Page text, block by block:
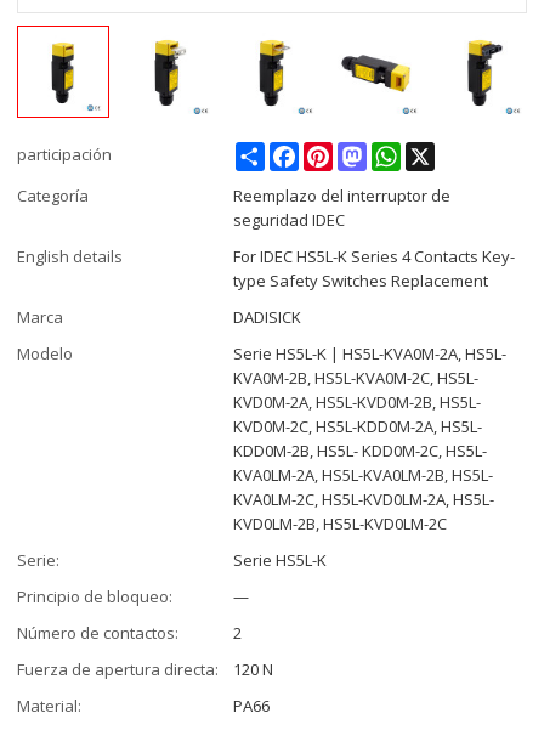
participación ShareFacebookPinterestMastodonWhatsApp
Categoría
Reemplazo del interruptor de
seguridad IDEC
English details
For IDEC HS5L-K Series 4 Contacts Key-
type Safety Switches Replacement
Marca
DADISICK
Modelo
Serie HS5L-K | HS5L-KVA0M-2A, HS5L-
KVA0M-2B, HS5L-KVA0M-2C, HS5L-
KVD0M-2A, HS5L-KVD0M-2B, HS5L-
KVD0M-2C, HS5L-KDD0M-2A, HS5L-
KDD0M-2B, HS5L- KDD0M-2C, HS5L-
KVA0LM-2A, HS5L-KVA0LM-2B, HS5L-
KVA0LM-2C, HS5L-KVD0LM-2A, HS5L-
KVD0LM-2B, HS5L-KVD0LM-2C
Serie:
Serie HS5L-K
Principio de bloqueo:
—
Número de contactos:
2
Fuerza de apertura directa:
120 N
Material:
PA66